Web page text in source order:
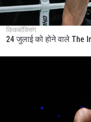
किकबॉक्सिंग
24 जुलाई को होने वाले The